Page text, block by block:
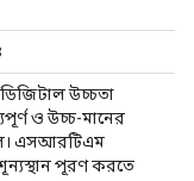
উচ্চতা
ও উচ্চ-মানের
এসআরটিএম
পূরণ করতে